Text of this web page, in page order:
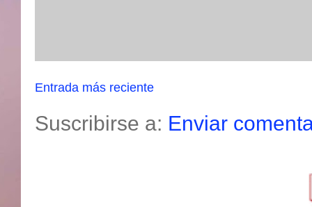
Entrada más reciente
Suscribirse a: Enviar